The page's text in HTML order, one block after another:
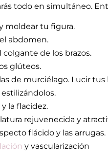
todo en simultáneo.
moldear tu figura.
abdomen.
de los brazos.
glúteos.
de murciélago. Lucir tus
la flacidez.
rejuvenecida y
flácido y las arrugas.
y vascularización